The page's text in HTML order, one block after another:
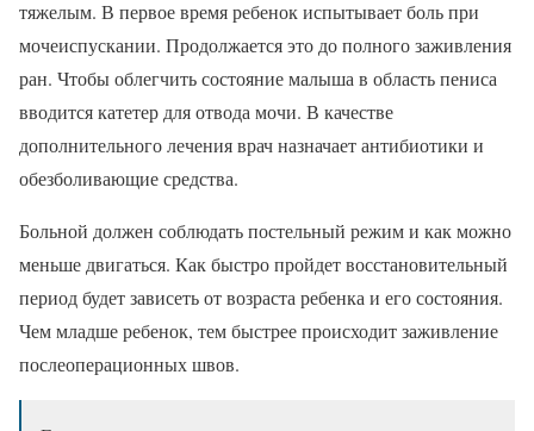
тяжелым. В первое время ребенок испытывает боль при
мочеиспускании. Продолжается это до полного заживления
ран. Чтобы облегчить состояние малыша в область пениса
вводится катетер для отвода мочи. В качестве
дополнительного лечения врач назначает антибиотики и
обезболивающие средства.
Больной должен соблюдать постельный режим и как можно
меньше двигаться. Как быстро пройдет восстановительный
период будет зависеть от возраста ребенка и его состояния.
Чем младше ребенок, тем быстрее происходит заживление
послеоперационных швов.